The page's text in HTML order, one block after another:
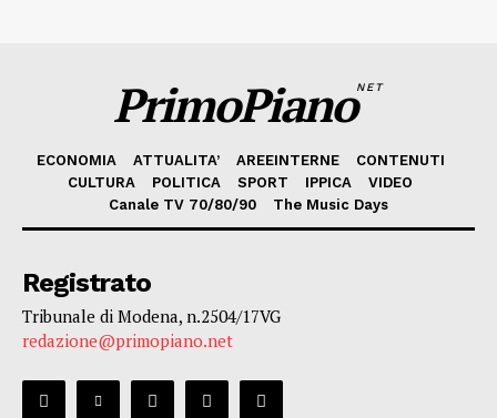
PrimoPianoNET
ECONOMIA ATTUALITA’ AREEINTERNE
CONTENUTI
CULTURA
POLITICA SPORT IPPICA
VIDEO
Canale TV 70/80/90
The Music Days
Registrato
Tribunale di Modena, n.2504/17VG
redazione@primopiano.net